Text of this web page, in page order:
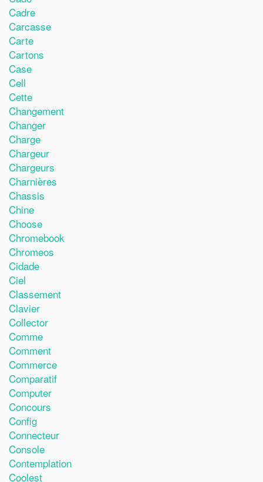
Cadre
Carcasse
Carte
Cartons
Case
Cell
Cette
Changement
Changer
Charge
Chargeur
Chargeurs
Charnières
Chassis
Chine
Choose
Chromebook
Chromeos
Cidade
Ciel
Classement
Clavier
Collector
Comme
Comment
Commerce
Comparatif
Computer
Concours
Config
Connecteur
Console
Contemplation
Coolest